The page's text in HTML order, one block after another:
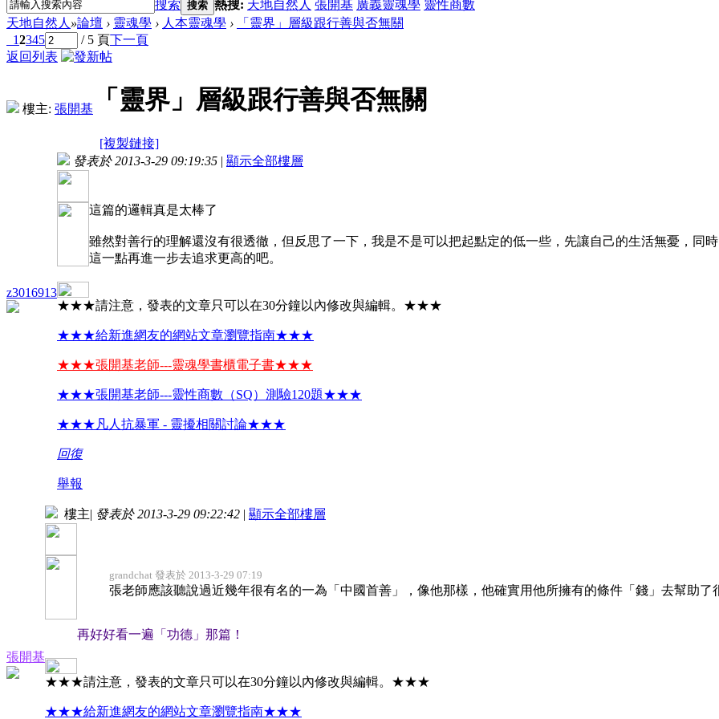
搜索 搜索 熱搜: 天地自然人 張開基 廣義靈魂學 靈性商數
天地自然人 »論壇 › 靈魂學 › 人本靈魂學 ›
「靈界」層級跟行善與否無關
12345 / 5 頁下一頁
返回列表
樓主: 張開基 「靈界」層級跟行善與否無關
[複製鏈接]
z3016913
發表於 2013-3-29 09:19:35 | 顯示全部樓層
這篇的邏輯真是太棒了
雖然對善行的理解還沒有很透徹，但反思了一下，我是不是可以把起點定的低一些，先讓自己的生活無憂，同
這一點再進一步去追求更高的吧。
★★★請注意，發表的文章只可以在30分鐘以內修改與編輯。★★★
★★★給新進網友的網站文章瀏覽指南★★★
★★★張開基老師---靈魂學書櫃電子書★★★
★★★張開基老師---靈性商數（SQ）測驗120題★★★
★★★凡人抗暴軍 - 靈擾相關討論★★★
回復
舉報
張開基
樓主| 發表於 2013-3-29 09:22:42 | 顯示全部樓層
grandchat 發表於 2013-3-29 07:19
張老師應該聽說過近幾年很有名的一為「中國首善」，像他那樣，他確實用他所擁有的條件「錢」去幫助了
再好好看一遍「功德」那篇！
★★★請注意，發表的文章只可以在30分鐘以內修改與編輯。★★★
★★★給新進網友的網站文章瀏覽指南★★★